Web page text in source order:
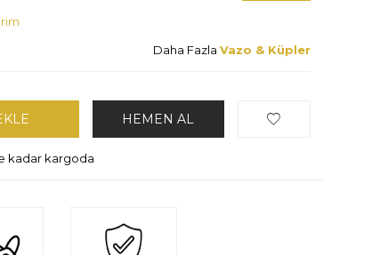
Daha Fazla Vazo & Küpler
HEMEN AL
kadar kargoda